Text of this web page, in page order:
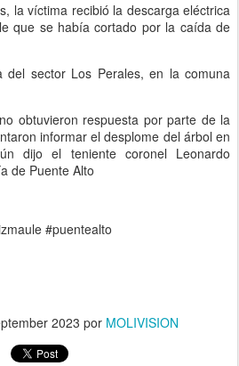
la víctima recibió la descarga eléctrica
que se había cortado por la caída de
del sector Los Perales, en la comuna
obtuvieron respuesta por parte de la
informar el desplome del árbol en
dijo el teniente coronel Leonardo
de Puente Alto
#puentealto
2023 por MOLIVISION